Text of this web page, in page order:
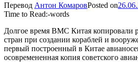
Перевод Антон КомаровPosted on
Time to Read:-words
Долгое время ВМС Китая копировали
стран при создании кораблей и
первый построенный в Китае
осовремененная копия советского